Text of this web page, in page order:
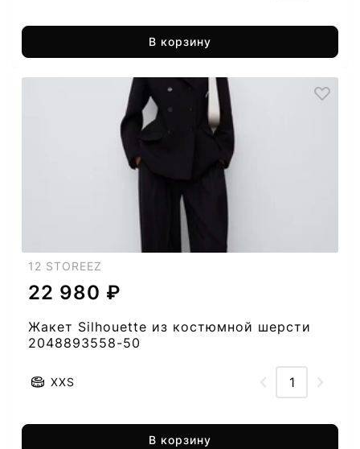
В корзину
12 STOREEZ
22 980 ₽
Жакет Silhouette из костюмной шерсти
2048893558-50
XXS
В корзину